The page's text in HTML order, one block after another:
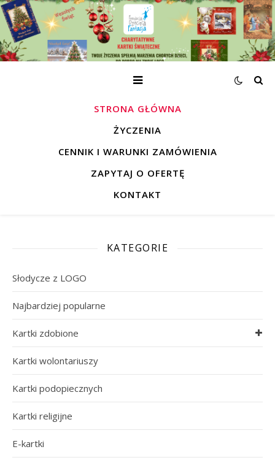
STRONA GŁÓWNA
ŻYCZENIA
CENNIK I WARUNKI ZAMÓWIENIA
ZAPYTAJ O OFERTĘ
KONTAKT
KATEGORIE
Słodycze z LOGO
Najbardziej popularne
Kartki zdobione
Kartki wolontariuszy
Kartki podopiecznych
Kartki religijne
E-kartki